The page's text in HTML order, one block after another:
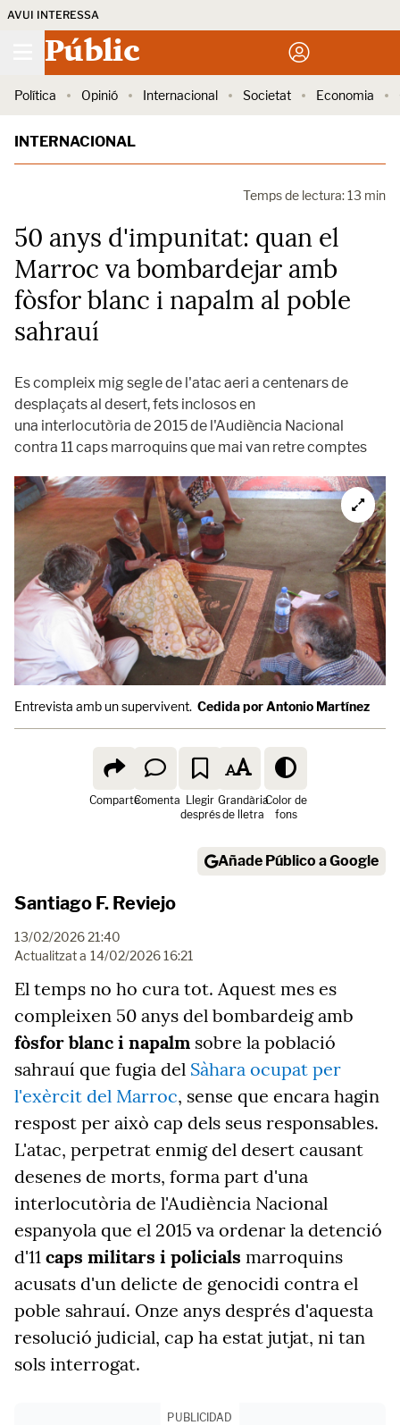
AVUI INTERESSA
Públic
Política Opinió Internacional Societat Economia
INTERNACIONAL
Temps de lectura: 13 min
50 anys d'impunitat: quan el
Marroc va bombardejar amb
fòsfor blanc i napalm al poble
sahrauí
Es compleix mig segle de l'atac aeri a centenars de
desplaçats al desert, fets inclosos en
una interlocutòria de 2015 de l'Audiència Nacional
contra 11 caps marroquins que mai van retre comptes
Entrevista amb un supervivent. Cedida por Antonio Martínez
ComparteComenta Llegir
després
Grandària
de lletra
Color de
fons
Añade Público a Google
Santiago F. Reviejo
13/02/2026 21:40
Actualitzat a 14/02/2026 16:21
El temps no ho cura tot. Aquest mes es
compleixen 50 anys del bombardeig amb
fòsfor blanc i napalm sobre la població
sahrauí que fugia del Sàhara ocupat per
l'exèrcit del Marroc, sense que encara hagin
respost per això cap dels seus responsables.
L'atac, perpetrat enmig del desert causant
desenes de morts, forma part d'una
interlocutòria de l'Audiència Nacional
espanyola que el 2015 va ordenar la detenció
d'11 caps militars i policials marroquins
acusats d'un delicte de genocidi contra el
poble sahrauí. Onze anys després d'aquesta
resolució judicial, cap ha estat jutjat, ni tan
sols interrogat.
PUBLICIDAD